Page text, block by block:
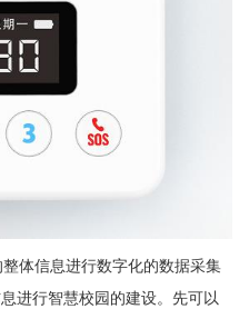
体信息进行数字化的数据采集
进行智慧校园的建设。先可以